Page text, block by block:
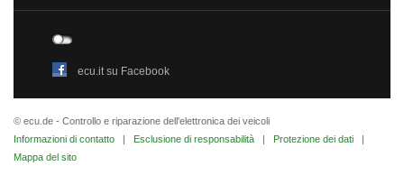
ecu.it su Facebook
© ecu.de - Controllo e riparazione dell'elettronica dei veicoli
Informazioni di contatto
| Esclusione di responsabilità | Protezione dei dati
|
Mappa del sito